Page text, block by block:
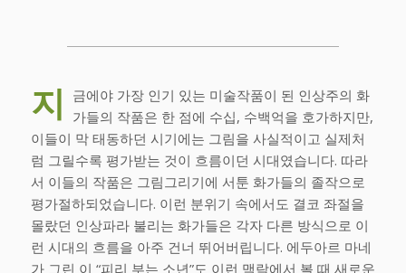
지
금에야 가장 인기 있는 미술작품이 된 인상주의 화
가들의 작품은 한 점에 수십, 수백억을 호가하지만,
이들이 막 태동하던 시기에는 그림을 사실적이고 실제처
럼 그릴수록 평가받는 것이 흐름이던 시대였습니다. 따라
서 이들의 작품은 그림그리기에 서툰 화가들의 졸작으로
평가절하되었습니다. 이런 분위기 속에서도 결코 좌절을
몰랐던 인상파라 불리는 화가들은 각자 다른 방식으로 이
런 시대의 흐름을 아주 건너 뛰어버립니다. 에두아르 마네
가 그린 이 “피리 부는 소년”도 이런 맥락에서 볼 때 새로운